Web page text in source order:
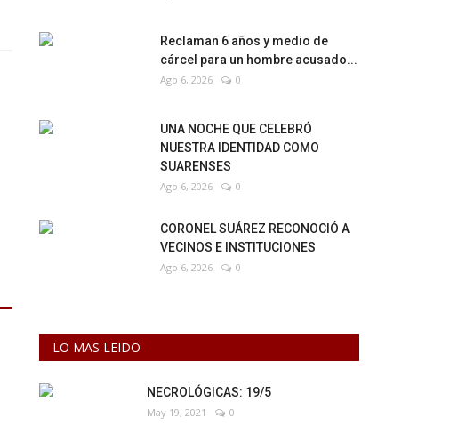
Reclaman 6 años y medio de
cárcel para un hombre acusado...
Ago 6, 2026 0
UNA NOCHE QUE CELEBRÓ
NUESTRA IDENTIDAD COMO
SUARENSES
Ago 6, 2026 0
CORONEL SUÁREZ RECONOCIÓ A
VECINOS E INSTITUCIONES
Ago 6, 2026 0
LO MAS LEIDO
NECROLÓGICAS: 19/5
May 19, 2021 0